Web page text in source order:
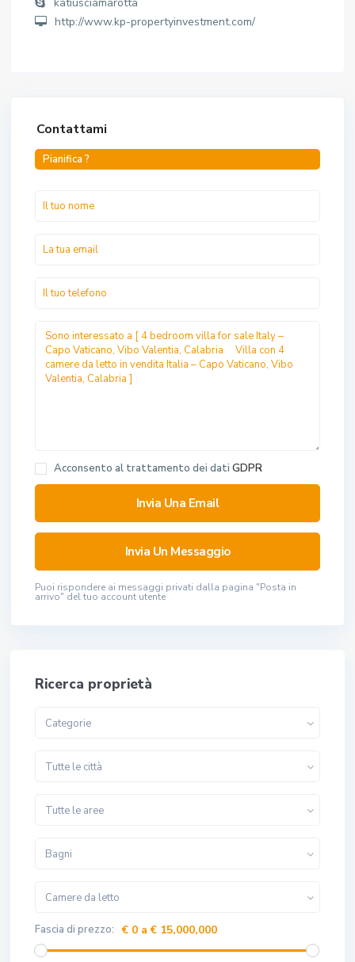
http://www.kp-propertyinvestment.com/
Contattami
Pianifica ?
Acconsento al trattamento dei dati GDPR
Puoi rispondere ai messaggi privati ​​dalla pagina "Posta in
arrivo" del tuo account utente
Ricerca proprietà
Categorie
Tutte le città
Tutte le aree
Bagni
Camere da letto
Fascia di prezzo: € 0 a € 15,000,000